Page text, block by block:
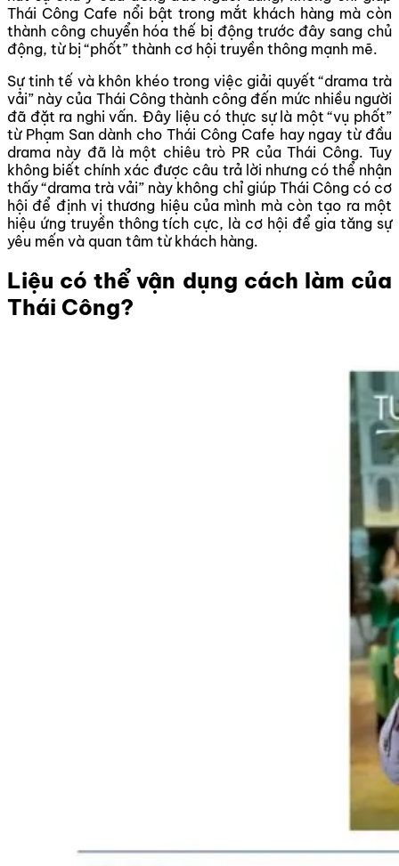
Thái Công Cafe nổi bật trong mắt khách hàng mà còn
thành công chuyển hóa thế bị động trước đây sang chủ
động, từ bị “phốt” thành cơ hội truyền thông mạnh mẽ.
Sự tinh tế và khôn khéo trong việc giải quyết “drama trà
vải” này của Thái Công thành công đến mức nhiều người
đã đặt ra nghi vấn. Đây liệu có thực sự là một “vụ phốt”
từ Phạm San dành cho Thái Công Cafe hay ngay từ đầu
drama này đã là một chiêu trò PR của Thái Công. Tuy
không biết chính xác được câu trả lời nhưng có thể nhận
thấy “drama trà vải” này không chỉ giúp Thái Công có cơ
hội để định vị thương hiệu của mình mà còn tạo ra một
hiệu ứng truyền thông tích cực, là cơ hội để gia tăng sự
yêu mến và quan tâm từ khách hàng.
Liệu có thể vận dụng cách làm của
Thái Công?